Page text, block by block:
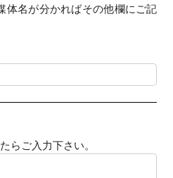
体名が分かればその他欄にご記
らご入力下さい。